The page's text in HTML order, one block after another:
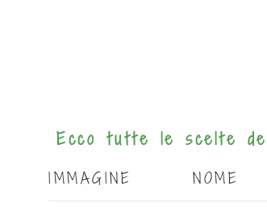
Ecco tutte le scelte
IMMAGINE NOME